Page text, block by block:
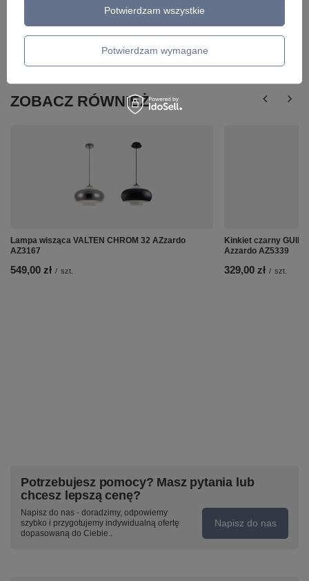
ZOBACZ RÓWNIEŻ
Lampa wisząca VALTEN CHROM 32 AZzardo
AZ3167
549,00 zł / szt.
Kinkiet czarny
Azzardo AZ5339
329,00 zł / szt.
Potrzebujesz pomocy? Masz pytania lub
chcesz lepszą cenę?
Napisz do nas - doradzimy, odpowiemy
szybko i przygotujemy indywidualną ofertę
dopasowaną do Ciebie..
Napisz do nas
Potwierdzam wymagane
Potwierdzam wszystkie